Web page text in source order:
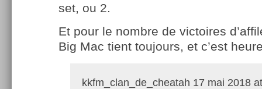
set, ou 2.
Et pour le nombre de victoires
Big Mac tient toujours, et c’est
kkfm_clan_de_cheatah 17 mai 2018